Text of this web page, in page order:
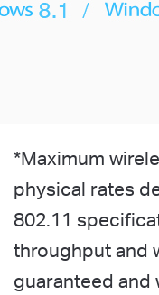
*Maximum
physical rates
802.11
throughput and
guaranteed and